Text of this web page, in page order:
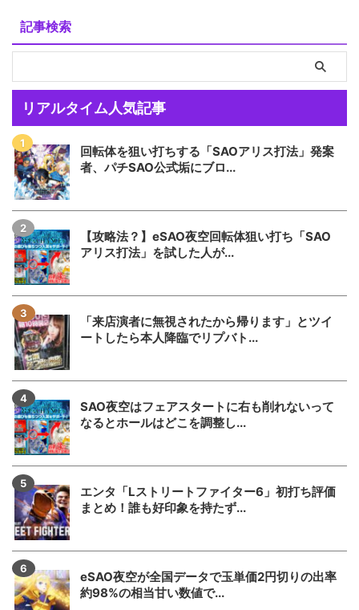
記事検索
リアルタイム人気記事
回転体を狙い打ちする「SAOアリス打法」発案
者、パチSAO公式垢にブロ...
【攻略法？】eSAO夜空回転体狙い打ち「SAO
アリス打法」を試した人が...
「来店演者に無視されたから帰ります」とツイ
ートしたら本人降臨でリプバト...
SAO夜空はフェアスタートに右も削れないって
なるとホールはどこを調整し...
エンタ「Lストリートファイター6」初打ち評価
まとめ！誰も好印象を持たず...
eSAO夜空が全国データで玉単価2円切りの出率
約98%の相当甘い数値で...